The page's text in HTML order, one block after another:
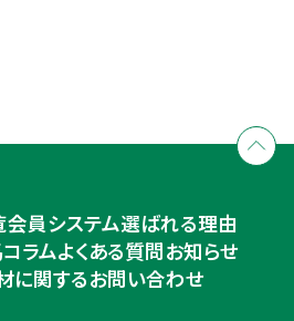
込
会員システム選ばれる理由
ラムよくある質問お知らせ
に関するお問い合わせ